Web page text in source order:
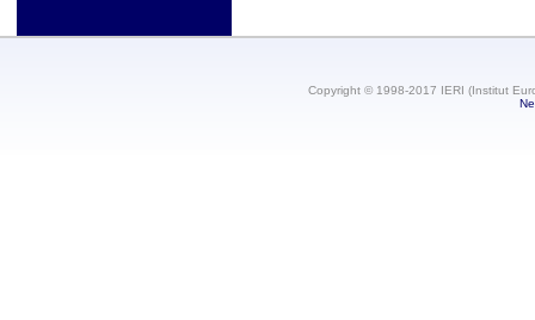
Copyright © 1998-2017 IERI (Institut